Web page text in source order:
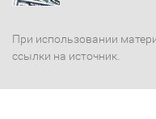
При использовании
ссылки на источник.